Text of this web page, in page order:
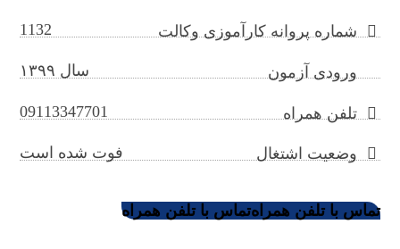
شماره پروانه کارآموزی وکالت 1132
ورودی آزمون سال ۱۳۹۹
تلفن همراه 09113347701
وضعیت اشتغال فوت شده است
تماس با تلفن همراهتماس با تلفن همراه